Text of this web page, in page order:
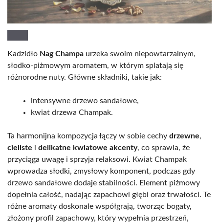
Kadzidło Nag Champa urzeka swoim niepowtarzalnym,
słodko-piżmowym aromatem, w którym splatają się
różnorodne nuty. Główne składniki, takie jak:
intensywne drzewo sandałowe,
kwiat drzewa Champak.
Ta harmonijna kompozycja łączy w sobie cechy drzewne,
cieliste i delikatne kwiatowe akcenty, co sprawia, że
przyciąga uwagę i sprzyja relaksowi. Kwiat Champak
wprowadza słodki, zmysłowy komponent, podczas gdy
drzewo sandałowe dodaje stabilności. Element piżmowy
dopełnia całość, nadając zapachowi głębi oraz trwałości. Te
różne aromaty doskonale współgrają, tworząc bogaty,
złożony profil zapachowy, który wypełnia przestrzeń,